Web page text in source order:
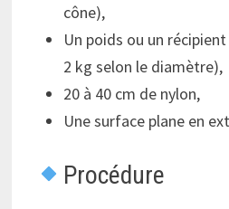
cône),
Un poids ou un
2 kg selon le diamètre),
20 à 40 cm de nylon,
Une surface plane en
Procédure